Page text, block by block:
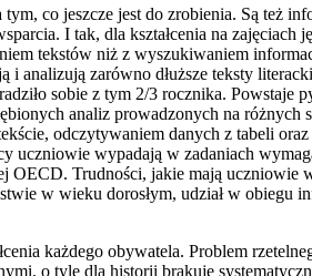
co jeszcze jest do zrobienia. Są też
I tak, dla kształcenia na
tekstów niż z wyszukiwaniem
analizują zarówno dłuższe teksty
sobie z tym 2/3 rocznika. Powstaje
analiz prowadzonych na
odczytywaniem danych z tabeli
wypadają w zadaniach
OECD. Trudności, jakie mają
w wieku dorosłym, udział w
każdego obywatela. Problem
o tyle dla historii brakuje